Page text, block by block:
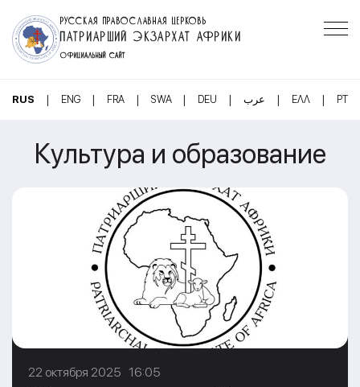
РУССКАЯ ПРАВОСЛАВНАЯ ЦЕРКОВЬ
ПАТРИАРШИЙ ЭКЗАРХАТ АФРИКИ
ОФИЦИАЛЬНЫЙ САЙТ
RUS | ENG | FRA | SWA | DEU | عرب | ΕΛΛ | PT
Культура и образование
22 октября 2025 16:05